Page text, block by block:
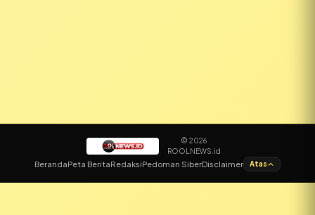
✕
© 2026
ROOLNEWS.id
BerandaPeta BeritaRedaksiPedoman SiberDisclaimer Atas